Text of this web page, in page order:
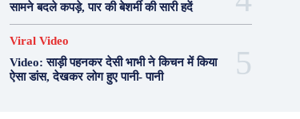
सामने बदले कपड़े, पार की बेशर्मी की सारी हदें
Viral Video
Video: साड़ी पहनकर देसी भाभी ने किचन में किया
ऐसा डांस, देखकर लोग हुए पानी- पानी